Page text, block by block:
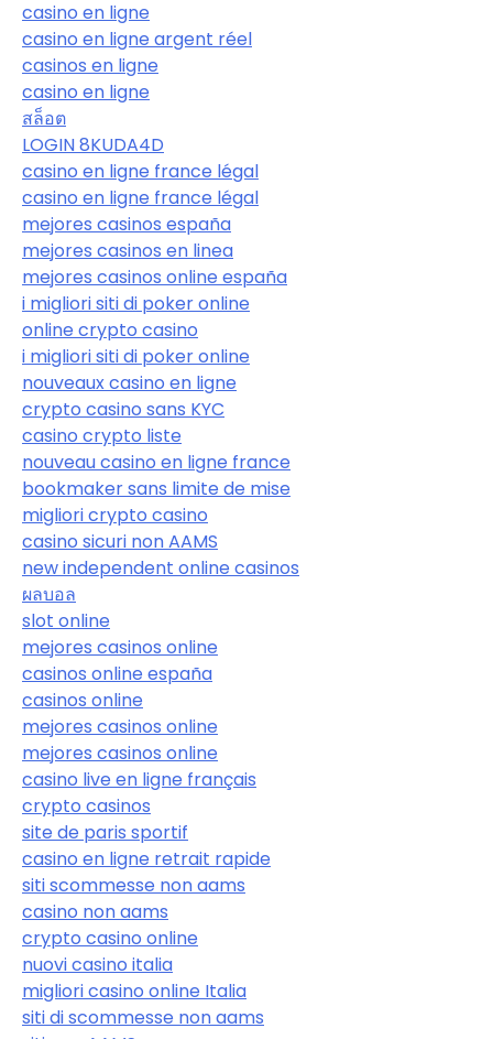
casino en ligne
casino en ligne argent réel
casinos en ligne
casino en ligne
สล็อต
LOGIN 8KUDA4D
casino en ligne france légal
casino en ligne france légal
mejores casinos españa
mejores casinos en linea
mejores casinos online españa
i migliori siti di poker online
online crypto casino
i migliori siti di poker online
nouveaux casino en ligne
crypto casino sans KYC
casino crypto liste
nouveau casino en ligne france
bookmaker sans limite de mise
migliori crypto casino
casino sicuri non AAMS
new independent online casinos
ผลบอล
slot online
mejores casinos online
casinos online españa
casinos online
mejores casinos online
mejores casinos online
casino live en ligne français
crypto casinos
site de paris sportif
casino en ligne retrait rapide
siti scommesse non aams
casino non aams
crypto casino online
nuovi casino italia
migliori casino online Italia
siti di scommesse non aams